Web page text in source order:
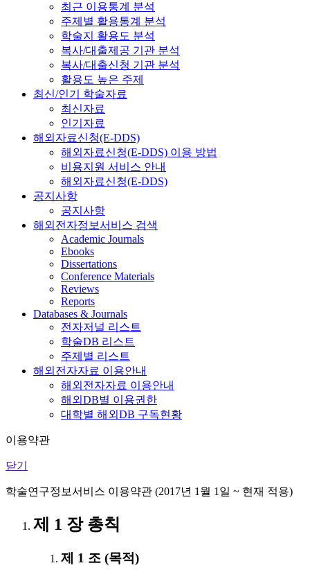
최근 이용통계 분석
주제별 활용통계 분석
학술지 활용도 분석
복사/대출제공 기관 분석
복사/대출신청 기관 분석
활용도 높은 주제
최신/인기 학술자료
최신자료
인기자료
해외자료신청(E-DDS)
해외자료신청(E-DDS) 이용 방법
비용지원 서비스 안내
해외자료신청(E-DDS)
공지사항
공지사항
해외전자정보서비스 검색
Academic Journals
Ebooks
Dissertations
Conference Materials
Reviews
Reports
Databases & Journals
전자저널 리스트
학술DB 리스트
주제별 리스트
해외전자자료 이용안내
해외전자자료 이용안내
해외DB별 이용권한
대학별 해외DB 구독현황
이용약관
닫기
학술연구정보서비스 이용약관 (2017년 1월 1일 ~ 현재 적용)
제 1 장 총칙
제 1 조 (목적)